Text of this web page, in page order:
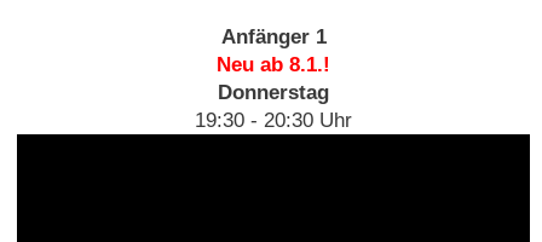
Anfänger 1
Neu ab 8.1.!
Donnerstag
19:30 - 20:30 Uhr